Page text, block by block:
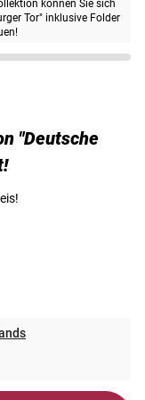
können Sie sich
Tor" inklusive Folder
″Deutsche